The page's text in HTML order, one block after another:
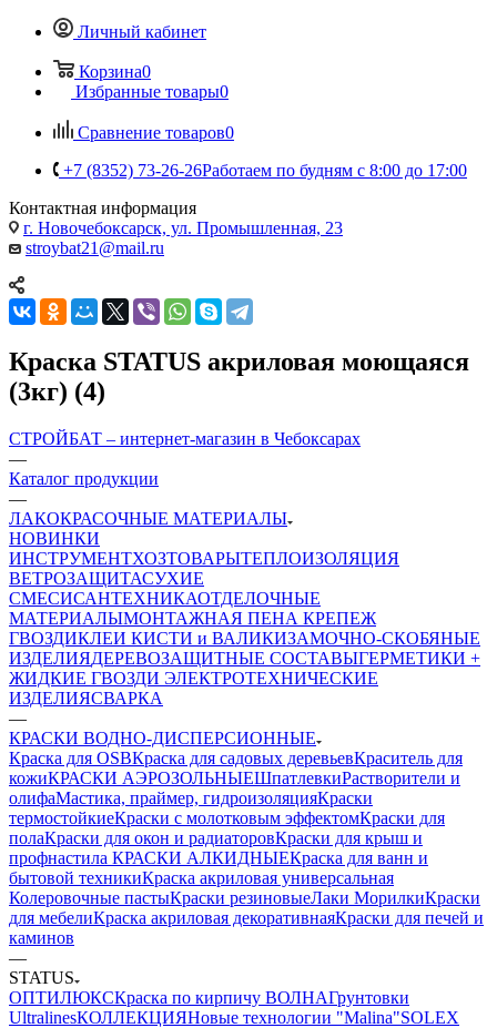
Личный кабинет
Корзина0
Избранные товары0
Сравнение товаров0
+7 (8352) 73-26-26Работаем по будням с 8:00 до 17:00
Контактная информация
г. Новочебоксарск, ул. Промышленная, 23
stroybat21@mail.ru
Краска STATUS акриловая моющаяся
(3кг) (4)
СТРОЙБАТ – интернет-магазин в Чебоксарах
—
Каталог продукции
—
ЛАКОКРАСОЧНЫЕ МАТЕРИАЛЫ
НОВИНКИ
ИНСТРУМЕНТХОЗТОВАРЫТЕПЛОИЗОЛЯЦИЯ
ВЕТРОЗАЩИТАСУХИЕ
СМЕСИСАНТЕХНИКАОТДЕЛОЧНЫЕ
МАТЕРИАЛЫМОНТАЖНАЯ ПЕНА КРЕПЕЖ
ГВОЗДИКЛЕИ КИСТИ и ВАЛИКИЗАМОЧНО-СКОБЯНЫЕ
ИЗДЕЛИЯДЕРЕВОЗАЩИТНЫЕ СОСТАВЫГЕРМЕТИКИ +
ЖИДКИЕ ГВОЗДИ ЭЛЕКТРОТЕХНИЧЕСКИЕ
ИЗДЕЛИЯСВАРКА
—
КРАСКИ ВОДНО-ДИСПЕРСИОННЫЕ
Краска для OSBКраска для садовых деревьевКраситель для
кожиКРАСКИ АЭРОЗОЛЬНЫЕШпатлевкиРастворители и
олифаМастика, праймер, гидроизоляцияКраски
термостойкиеКраски с молотковым эффектомКраски для
полаКраски для окон и радиаторовКраски для крыш и
профнастила КРАСКИ АЛКИДНЫЕКраска для ванн и
бытовой техникиКраска акриловая универсальная
Колеровочные пастыКраски резиновыеЛаки МорилкиКраски
для мебелиКраска акриловая декоративнаяКраски для печей и
каминов
—
STATUS
ОПТИЛЮКСКраска по кирпичу ВОЛНАГрунтовки
UltralinesКОЛЛЕКЦИЯНовые технологии "Malina"SOLEX